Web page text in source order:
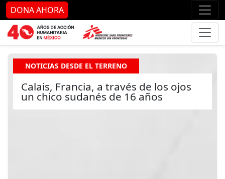
Ir al contenido principal Ir
DONA AHORA
NOTICIAS DESDE EL TERRENO
Calais, Francia, a través de los ojos
un chico sudanés de 16 años